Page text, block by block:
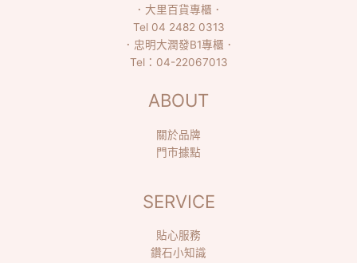
． 大里百貨專櫃 ．
Tel 04 2482 0313
． 忠明大潤發B1專櫃 ．
Tel： 04-22067013
ABOUT
關於品牌
門市據點
SERVICE
貼心服務
鑽石小知識